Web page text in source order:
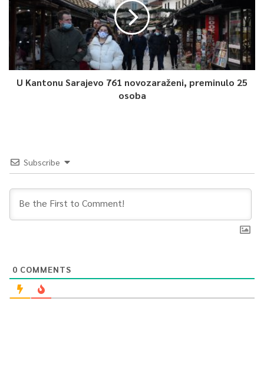
U Kantonu Sarajevo 761 novozaraženi, preminulo 25
osoba
Subscribe
0 COMMENTS